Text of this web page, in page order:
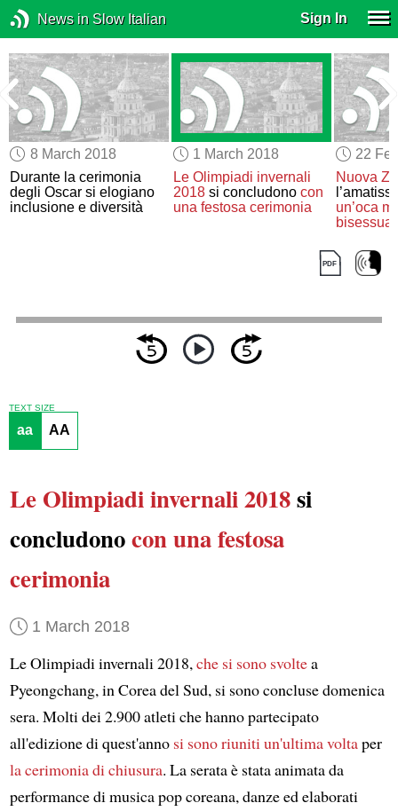
News in Slow Italian Sign In
8 March 2018
Durante la cerimonia
degli Oscar si elogiano
inclusione e diversità
1 March 2018
Le Olimpiadi invernali
2018si concludono con
una festosa cerimonia
22
Nuova
un’oca
TEXT SIZE
aa AA
Le Olimpiadi invernali 2018si
concludonocon una festosa
cerimonia
1 March 2018
Le Olimpiadi invernali 2018,che si sono svoltea
Pyeongchang, in Corea del Sud, si sono concluse domenica
sera. Molti dei 2.900 atleti che hanno partecipato
all'edizione di quest'anno si sono riuniti un'ultima voltaper
la cerimonia di chiusura. La serata è stata animata da
performance di musica pop coreana, danze ed elaborati